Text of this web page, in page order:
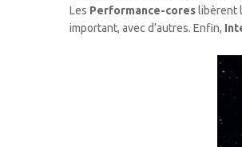
Les Performance-cores libèrent
important, avec d’autres. Enfin,